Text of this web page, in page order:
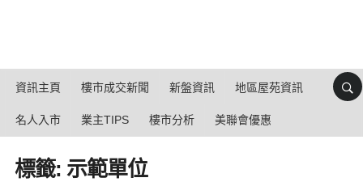
資訊主頁 樓市成交新聞 新盤資訊 地區屋苑資訊
名人入市 業主TIPS 樓市分析 美聯會優惠
標籤: 示範單位